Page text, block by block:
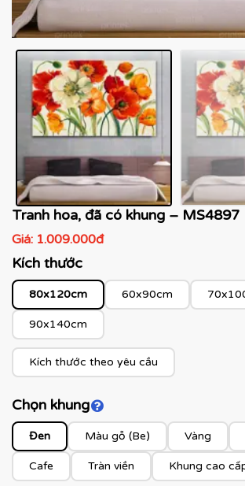
Tranh hoa, đã có khung – MS4897
Giá: 1.009.000đ
Kích thước
80x120cm 60x90cm
90x140cm
Kích thước theo yêu cầu
Chọn khungClick để xem màu khung
Đen Màu gỗ (Be) Vàng
Cafe Tràn viền Khung cao